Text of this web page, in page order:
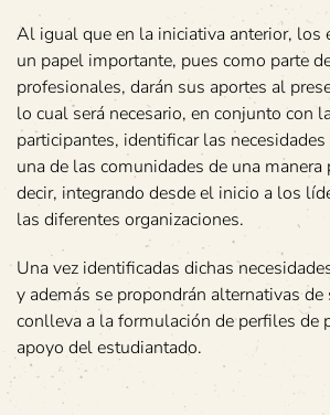
Al igual que en la iniciativa anterior, los
un papel importante, pues como parte
profesionales, darán sus aportes al
lo cual será necesario, en conjunto con
participantes, identificar las
una de las comunidades de una manera
decir, integrando desde el inicio a los
las diferentes organizaciones.
Una vez identificadas dichas
y además se propondrán alternativas
conlleva a la formulación de perfiles de
apoyo del estudiantado.